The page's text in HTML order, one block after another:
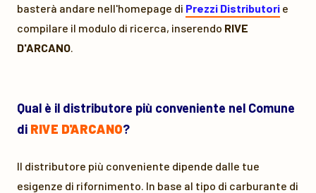
basterà andare nell'homepage di Prezzi Distributori e
compilare il modulo di ricerca, inserendo RIVE
D'ARCANO.
Qual è il distributore più conveniente nel Comune
di RIVE D'ARCANO?
Il distributore più conveniente dipende dalle tue
esigenze di rifornimento. In base al tipo di carburante di